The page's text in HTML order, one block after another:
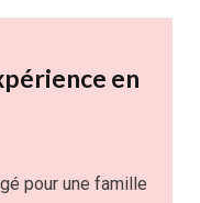
en
pour une famille